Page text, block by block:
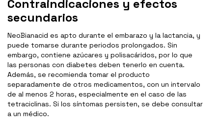
Contraindicaciones y efectos
secundarios
NeoBianacid es apto durante el embarazo y la lactancia, y
puede tomarse durante periodos prolongados. Sin
embargo, contiene azúcares y polisacáridos, por lo que
las personas con diabetes deben tenerlo en cuenta.
Además, se recomienda tomar el producto
separadamente de otros medicamentos, con un intervalo
de al menos 2 horas, especialmente en el caso de las
tetraciclinas. Si los síntomas persisten, se debe consultar
a un médico.